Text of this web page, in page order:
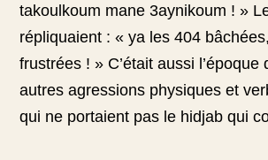
takoulkoum mane 3aynikoum ! »
répliquaient : « ya les 404
frustrées ! » C’était aussi l’époque
autres agressions physiques et
qui ne portaient pas le hidjab qui